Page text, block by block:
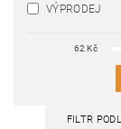
VÝPRODEJ
62 Kč
FILTR